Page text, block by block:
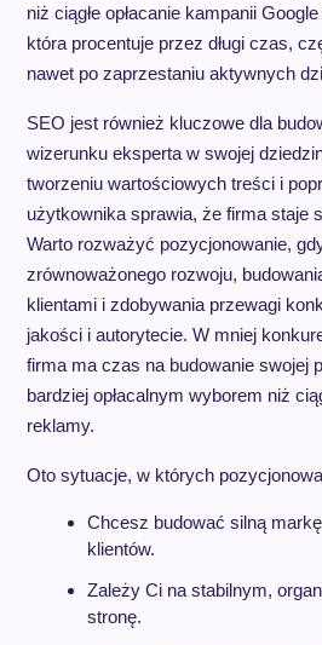
niż ciągłe opłacanie kampanii
która procentuje przez długi czas,
nawet po zaprzestaniu aktywnych
SEO jest również kluczowe dla
wizerunku eksperta w swojej
tworzeniu wartościowych treści i
użytkownika sprawia, że firma staje
Warto rozważyć pozycjonowanie,
zrównoważonego rozwoju,
klientami i zdobywania przewagi
jakości i autorytecie. W mniej
firma ma czas na budowanie swojej
bardziej opłacalnym wyborem niż
reklamy.
Oto sytuacje, w których
Chcesz budować silną
klientów.
Zależy Ci na stabilnym,
stronę.